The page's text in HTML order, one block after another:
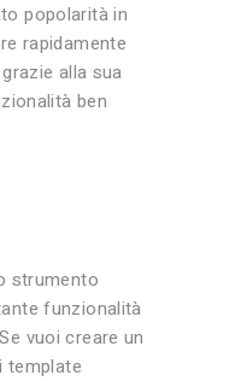
popolarità in
rapidamente
alla sua
ben
strumento
funzionalità
vuoi creare un
template